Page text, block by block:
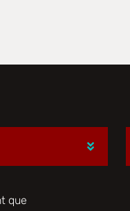
que